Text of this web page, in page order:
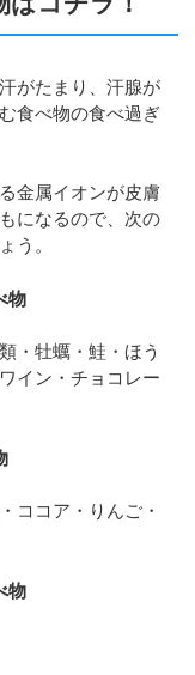
がたまり、汗腺が
食べ物の食べ過ぎ
金属イオンが皮膚
になるので、次の
う。
物
・牡蠣・鮭・ほう
イン・チョコレー
ココア・りんご・
物